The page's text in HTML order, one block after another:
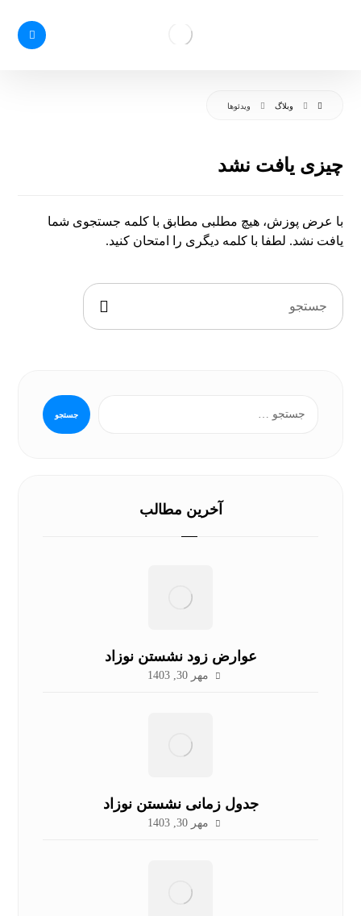
وبلاگ ویدئوها
چیزی یافت نشد
با عرض پوزش، هیچ مطلبی مطابق با کلمه جستجوی شما
یافت نشد. لطفا با کلمه دیگری را امتحان کنید.
آخرین مطالب
عوارض زود نشستن نوزاد
مهر 30, 1403
جدول زمانی نشستن نوزاد
مهر 30, 1403